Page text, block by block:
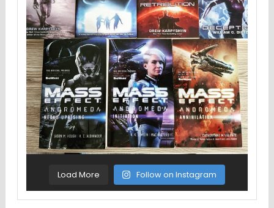
Load More Follow on Instagram